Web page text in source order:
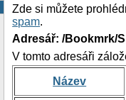
Zde si můžete
spam.
Adresář: /Bookmrk/
V tomto adresáři
Název